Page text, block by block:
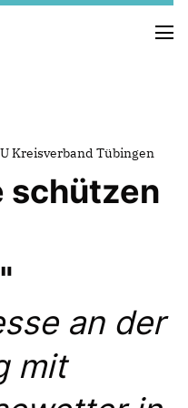
Kreisverband Tübingen
schützen
an der
mit